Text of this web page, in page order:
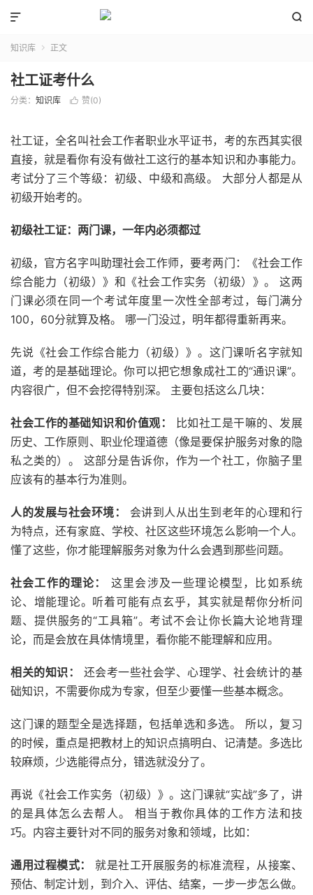


知识库  正文
社工证考什么
分类： 知识库  赞(0)
社工证，全名叫社会工作者职业水平证书，考的东西其实很
直接，就是看你有没有做社工这行的基本知识和办事能力。
考试分了三个等级：初级、中级和高级。 大部分人都是从
初级开始考的。
初级社工证：两门课，一年内必须都过
初级，官方名字叫助理社会工作师，要考两门：《社会工作
综合能力（初级）》和《社会工作实务（初级）》。 这两
门课必须在同一个考试年度里一次性全部考过，每门满分
100，60分就算及格。 哪一门没过，明年都得重新再来。
先说《社会工作综合能力（初级）》。这门课听名字就知
道，考的是基础理论。你可以把它想象成社工的“通识课”。
内容很广，但不会挖得特别深。 主要包括这么几块：
社会工作的基础知识和价值观：
比如社工是干嘛的、发展
历史、工作原则、职业伦理道德（像是要保护服务对象的隐
私之类的）。 这部分是告诉你，作为一个社工，你脑子里
应该有的基本行为准则。
人的发展与社会环境：
会讲到人从出生到老年的心理和行
为特点，还有家庭、学校、社区这些环境怎么影响一个人。
懂了这些，你才能理解服务对象为什么会遇到那些问题。
社会工作的理论：
这里会涉及一些理论模型，比如系统
论、增能理论。听着可能有点玄乎，其实就是帮你分析问
题、提供服务的“工具箱”。考试不会让你长篇大论地背理
论，而是会放在具体情境里，看你能不能理解和应用。
相关的知识：
还会考一些社会学、心理学、社会统计的基
础知识，不需要你成为专家，但至少要懂一些基本概念。
这门课的题型全是选择题，包括单选和多选。 所以，复习
的时候，重点是把教材上的知识点搞明白、记清楚。多选比
较麻烦，少选能得点分，错选就没分了。
再说《社会工作实务（初级）》。这门课就“实战”多了，讲
的是具体怎么去帮人。 相当于教你具体的工作方法和技
巧。内容主要针对不同的服务对象和领域，比如：
通用过程模式：
就是社工开展服务的标准流程，从接案、
预估、制定计划，到介入、评估、结案，一步一步怎么做。